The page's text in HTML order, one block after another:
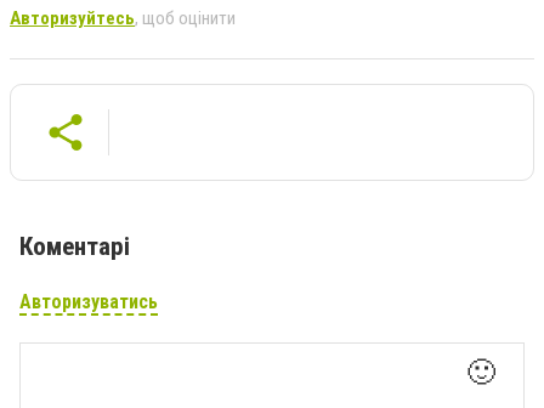
Авторизуйтесь, щоб оцінити
Коментарі
Авторизуватись
🙂